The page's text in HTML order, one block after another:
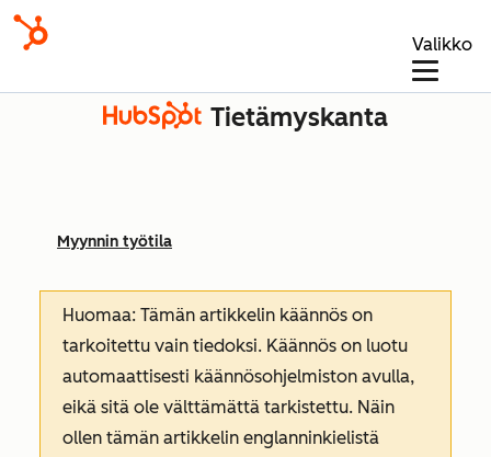
Valikko
Tietämyskanta
Myynnin työtila
Huomaa: Tämän artikkelin käännös on
tarkoitettu vain tiedoksi. Käännös on luotu
automaattisesti käännösohjelmiston avulla,
eikä sitä ole välttämättä tarkistettu. Näin
ollen tämän artikkelin englanninkielistä